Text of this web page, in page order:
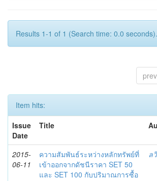
Results 1-1 of 1 (Search time: 0.0 seconds).
Item hits:
Issue
Date
Title
2015-
06-11
ความสัมพันธ์ระหว่างหลักทรัพย์ที่
เข้าออกจากดัชนีราคา SET 50
และ SET 100 กับปริมาณการซื้อ
ล